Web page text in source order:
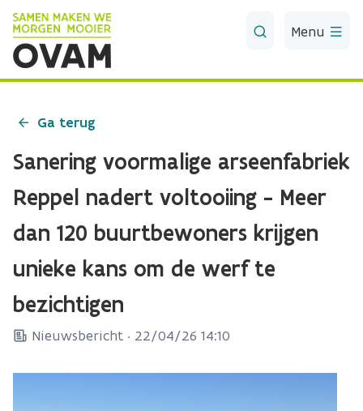
Skip to Main Content
Menu
Ga terug
Sanering voormalige arseenfabriek
Reppel nadert voltooiing - Meer
dan 120 buurtbewoners krijgen
unieke kans om de werf te
bezichtigen
Nieuwsbericht · 22/04/26 14:10